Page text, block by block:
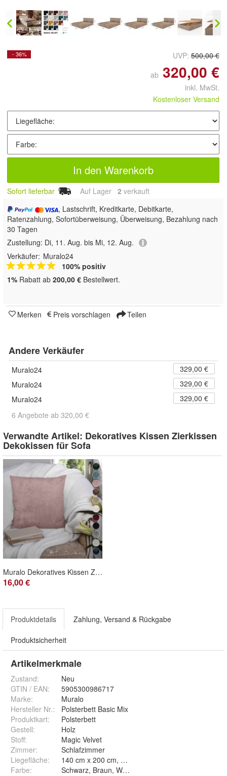
- 36% UVP: 500,00 €
ab 320,00 €
inkl. MwSt.
Kostenloser Versand
In den Warenkorb
Sofort lieferbar Auf Lager 2 verkauft
, Lastschrift, Kreditkarte, Debitkarte,
Ratenzahlung, Sofortüberweisung, Überweisung, Bezahlung nach
30 Tagen
Zustellung: Di, 11. Aug. bis Mi, 12. Aug.
Verkäufer: Muralo24
100% positiv
1% Rabatt ab 200,00 € Bestellwert.
Merken Preis vorschlagen Teilen
Andere Verkäufer
Muralo24
329,00 €
Muralo24
329,00 €
Muralo24
329,00 €
6 Angebote ab 320,00 €
Verwandte Artikel: Dekoratives Kissen Zierkissen
Dekokissen für Sofa
Muralo Dekoratives Kissen Zierkissen für Sofa Dekokissen für Bett
16,00 €
Produktdetails Zahlung, Versand & Rückgabe
Produktsicherheit
Artikelmerkmale
Zustand:
Neu
GTIN / EAN:
5905300986717
Marke:
Muralo
Hersteller Nr.:
Polsterbett Basic Mix
Produktkart:
Polsterbett
Gestell:
Holz
Stoff:
Magic Velvet
Zimmer:
Schlafzimmer
Liegefläche:
Farbe: Schwarz, Braun, Weinrot, Beige, Rosa, Grau,